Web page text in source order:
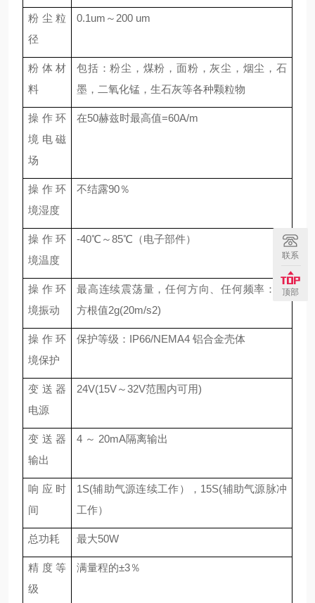
粉尘粒
径
0.1um～200 um
粉体材
料
包括：粉尘，煤粉，面粉，灰尘，烟尘，石
墨，二氧化锰，生石灰等各种颗粒物
操作环
境电磁
场
在50赫兹时最高值=60A/m
操作环
境湿度
不结露90％
操作环
境温度
-40℃～85℃（电子部件）
操作环
境振动
最高连续震荡量，任何方向、任何频率：均
方根值2g(20m/s2)
操作环
境保护
保护等级：IP66/NEMA4 铝合金壳体
变送器
电源
24V(15V～32V范围内可用)
变送器
输出
4 ～ 20mA隔离输出
响应时
间
1S(辅助气源连续工作），15S(辅助气源脉冲
工作）
总功耗 最大50W
精度等
级
满量程的±3％
联系
顶部